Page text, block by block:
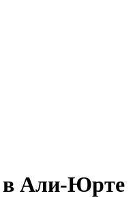
в Али-Юрте